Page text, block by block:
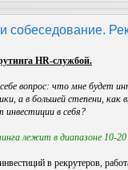
собеседование.
HR-службой.
вопрос: что мне будет
а в большей степени,
в себя?
лежит в диапазоне 10-20
в рекрутеров,